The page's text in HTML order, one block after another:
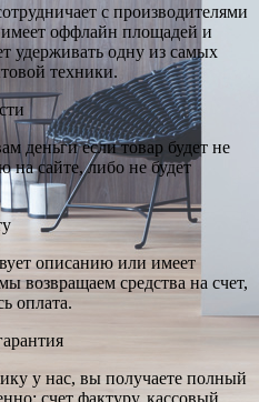
с производителями
оффлайн площадей и
удерживать одну из самых
техники.
деньги если товар будет не
на сайте, либо не будет
описанию или имеет
возвращаем средства на счет,
оплата.
у нас, вы получаете полный
счет фактуру, кассовый